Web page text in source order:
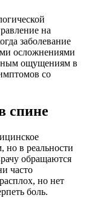
на
заболевание
осложнениями
ощущениям в
со
спине
но в реальности
обращаются
часто
но нет
боль.